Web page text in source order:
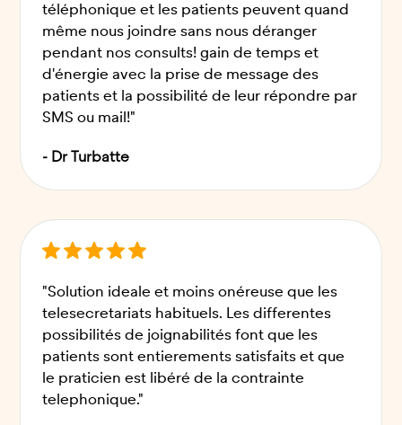
téléphonique et les patients peuvent quand
même nous joindre sans nous déranger
pendant nos consults! gain de temps et
d'énergie avec la prise de message des
patients et la possibilité de leur répondre par
SMS ou mail!"
- Dr Turbatte
"Solution ideale et moins onéreuse que les
telesecretariats habituels. Les differentes
possibilités de joignabilités font que les
patients sont entierements satisfaits et que
le praticien est libéré de la contrainte
telephonique."